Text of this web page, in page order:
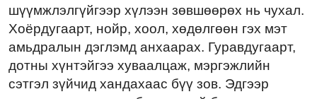
шүүмжлэлгүйгээр хүлээн зөвшөөрөх нь чухал.
Хоёрдугаарт, нойр, хоол, хөдөлгөөн гэх мэт
амьдралын дэглэмд анхаарах. Гуравдугаарт,
дотны хүнтэйгээ хуваалцаж, мэргэжлийн
сэтгэл зүйчид хандахаас бүү зов. Эдгээр